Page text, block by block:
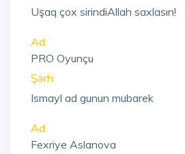
Uşaq çox sirindiAllah saxlasın!
Ad:
PRO Oyunçu
Şərh:
Ismayl ad gunun mubarek
Ad:
Fexriye Aslanova